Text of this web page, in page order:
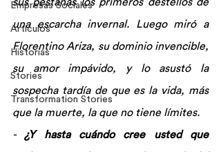
Empresas Sociales
Artículos
Historias
Stories
Transformation Stories
una escarcha invernal. Luego miró a
Florentino Ariza, su dominio invencible,
su amor impávido, y lo asustó la
sospecha tardía de que es la vida, más
que la muerte, la que no tiene límites.
- ¿Y hasta cuándo cree usted que